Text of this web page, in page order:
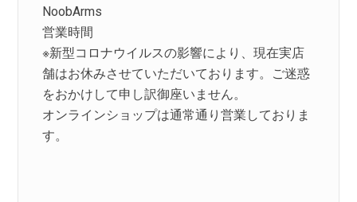
NoobArms
営業時間
※新型コロナウイルスの影響により、現在実店
舗はお休みさせていただいております。ご迷惑
をおかけして申し訳御座いません。
オンラインショップは通常通り営業しておりま
す。